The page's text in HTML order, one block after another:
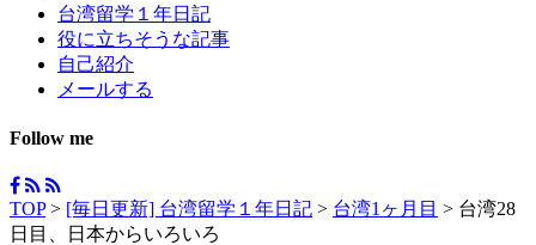
台湾留学１年日記
役に立ちそうな記事
自己紹介
メールする
Follow me
TOP> [毎日更新] 台湾留学１年日記 > 台湾1ヶ月目 > 台湾28
日目、日本からいろいろ